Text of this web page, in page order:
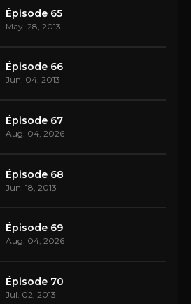
Épisode 65
May. 28, 2013
Épisode 66
Jun. 04, 2013
Épisode 67
Aug. 04, 2026
Épisode 68
Jun. 18, 2013
Épisode 69
Aug. 04, 2026
Épisode 70
Jul. 02, 2013